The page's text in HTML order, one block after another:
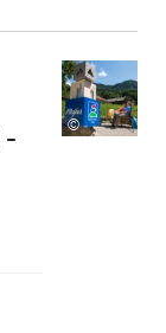
-
©